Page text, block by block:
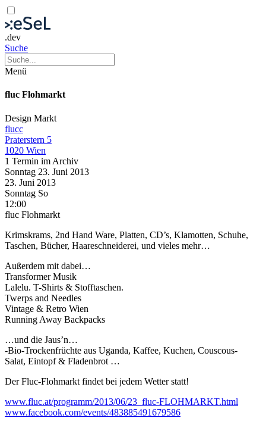
.dev
Suche
Menü
fluc Flohmarkt
Design Markt
flucc
Praterstern 5
1020 Wien
1 Termin im Archiv
Sonntag 23. Juni 2013
23. Juni 2013
Sonntag So
12:00
fluc Flohmarkt
Krimskrams, 2nd Hand Ware, Platten, CD’s, Klamotten, Schuhe,
Taschen, Bücher, Haareschneiderei, und vieles mehr…
Außerdem mit dabei…
Transformer Musik
Lalelu. T-Shirts & Stofftaschen.
Twerps and Needles
Vintage & Retro Wien
Running Away Backpacks
…und die Jaus’n…
-Bio-Trockenfrüchte aus Uganda, Kaffee, Kuchen, Couscous-
Salat, Eintopf & Fladenbrot …
Der Fluc-Flohmarkt findet bei jedem Wetter statt!
www.fluc.at/programm/2013/06/23_fluc-FLOHMARKT.html
www.facebook.com/events/483885491679586